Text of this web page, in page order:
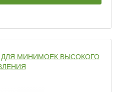
МИНИМОЕК ВЫСОКОГО